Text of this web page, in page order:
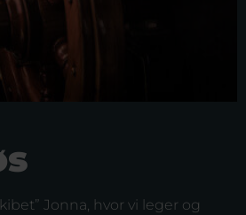
Jonna, hvor vi leger og